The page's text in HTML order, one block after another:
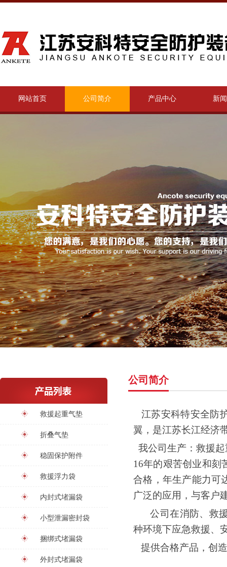
网站首页 公司简介 产品中心 新
救援起重气垫
折叠气垫
稳固保护附件
救援浮力袋
内封式堵漏袋
小型泄漏密封袋
捆绑式堵漏袋
外封式堵漏袋
公司简介
江苏安科特安全防
翼，是江苏长江经济
我公司生产：救援
16年的艰苦创业和刻
合格，年生产能力可
广泛的应用，与客户
公司在消防、救
种环境下应急救援、
提供合格产品，创